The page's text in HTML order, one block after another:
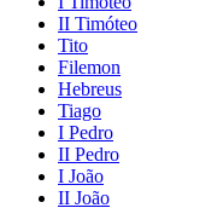
II Timóteo
Tito
Filemon
Hebreus
Tiago
I Pedro
II Pedro
I João
II João